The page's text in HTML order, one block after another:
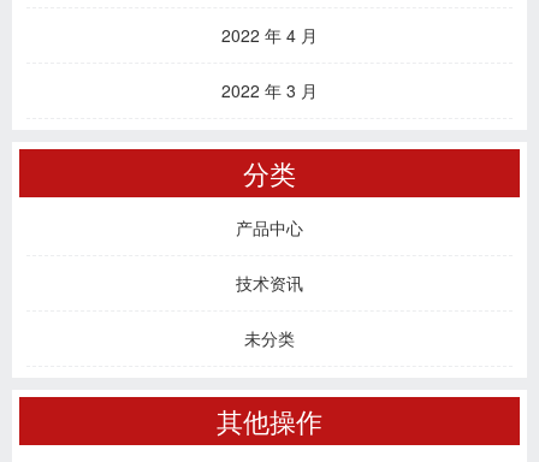
2022 年 4 月
2022 年 3 月
分类
产品中心
技术资讯
未分类
其他操作